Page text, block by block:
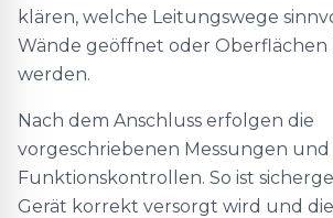
klären, welche Leitungswege
Wände geöffnet oder Oberflächen
werden.
Nach dem Anschluss erfolgen die
vorgeschriebenen Messungen und
Funktionskontrollen. So ist
Gerät korrekt versorgt wird und die